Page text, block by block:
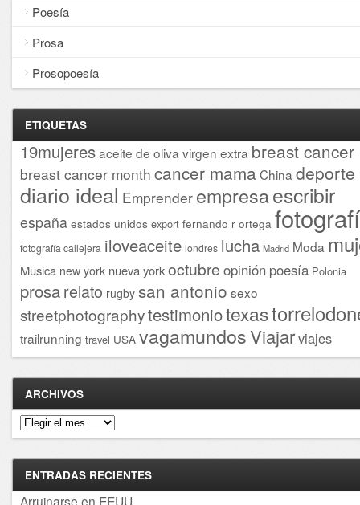
Poesía
Prosa
Prosopoesía
ETIQUETAS
19mujeresaceite de oliva virgen extra breast cancer
breast cancer month cancer mama China deporte
diario ideal Emprender empresaescribir
españa estados unidos export fernando r ortega
fotografía callejera iloveaceite londres lucha Madrid Moda
Musica new york nueva yorkoctubre opinión poesía Polonia
prosarelato rugby san antonio sexo
streetphotographytestimoniotexas
trailrunning travel USA vagamundosViajarviajes
ARCHIVOS
Archivos
ENTRADAS RECIENTES
Arruinarse en EEUU